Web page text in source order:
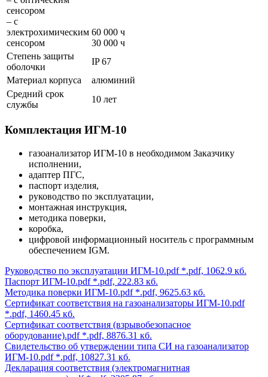
сенсором
– с
электрохимическим
сенсором
60 000 ч
30 000 ч
Степень защиты
оболочки
IP 67
Материал корпуса
алюминий
Средний срок
службы
10 лет
Комплектация ИГМ-10
газоанализатор ИГМ-10 в необходимом Заказчику
исполнении,
адаптер ПГС,
паспорт изделия,
руководство по эксплуатации,
монтажная инструкция,
методика поверки,
коробка,
цифровой информационный носитель с программным
обеспечением IGM.
Руководство по эксплуатации ИГМ-10.pdf*.pdf, 1062.9 кб.
Паспорт ИГМ-10.pdf*.pdf, 222.83 кб.
Методика поверки ИГМ-10.pdf*.pdf, 9625.63 кб.
Сертификат соответствия на газоанализаторы ИГМ-10.pdf
*.pdf, 1460.45 кб.
Сертификат соответствия (взрывобезопасное
оборудование).pdf*.pdf, 8876.31 кб.
Свидетельство об утверждении типа СИ на газоанализатор
ИГМ-10.pdf*.pdf, 10827.31 кб.
Декларация соответствия (электромагнитная